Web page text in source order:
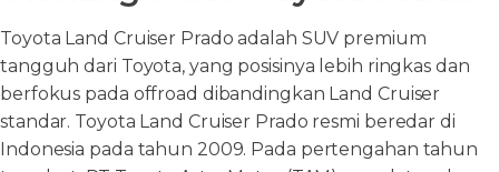
Toyota Land Cruiser Prado adalah SUV premium
tangguh dari Toyota, yang posisinya lebih ringkas dan
berfokus pada offroad dibandingkan Land Cruiser
standar. Toyota Land Cruiser Prado resmi beredar di
Indonesia pada tahun 2009. Pada pertengahan tahun